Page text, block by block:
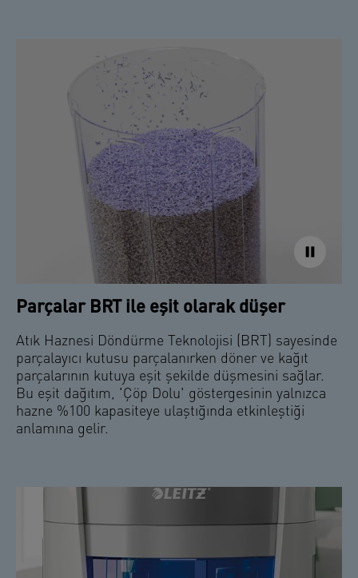
Parçalar BRT ile eşit olarak düşer
Atık Haznesi Döndürme Teknolojisi (BRT) sayesinde
parçalayıcı kutusu parçalanırken döner ve kağıt
parçalarının kutuya eşit şekilde düşmesini sağlar.
Bu eşit dağıtım, 'Çöp Dolu' göstergesinin yalnızca
hazne %100 kapasiteye ulaştığında etkinleştiği
anlamına gelir.